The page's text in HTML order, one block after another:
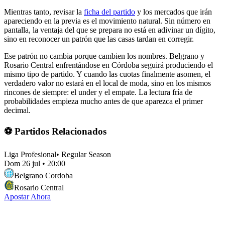
Mientras tanto, revisar la ficha del partido y los mercados que irán
apareciendo en la previa es el movimiento natural. Sin número en
pantalla, la ventaja del que se prepara no está en adivinar un dígito,
sino en reconocer un patrón que las casas tardan en corregir.
Ese patrón no cambia porque cambien los nombres. Belgrano y
Rosario Central enfrentándose en Córdoba seguirá produciendo el
mismo tipo de partido. Y cuando las cuotas finalmente asomen, el
verdadero valor no estará en el local de moda, sino en los mismos
rincones de siempre: el under y el empate. La lectura fría de
probabilidades empieza mucho antes de que aparezca el primer
decimal.
⚽ Partidos Relacionados
Liga Profesional• Regular Season
Dom 26 jul • 20:00
Belgrano Cordoba
Rosario Central
Apostar Ahora